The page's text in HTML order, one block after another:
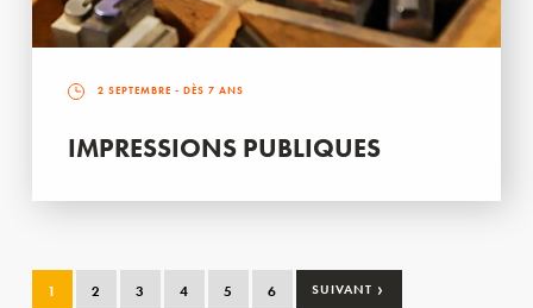
2 SEPTEMBRE - DÈS 7 ANS
IMPRESSIONS PUBLIQUES
1 2 3 4 5 6 SUIVANT ›